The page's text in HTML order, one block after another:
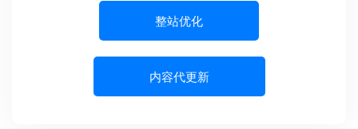
整站优化
内容代更新